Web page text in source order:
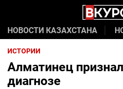
НОВОСТИ КАЗАХСТАНА
ИСТОРИИ
Алматинец
диагнозе